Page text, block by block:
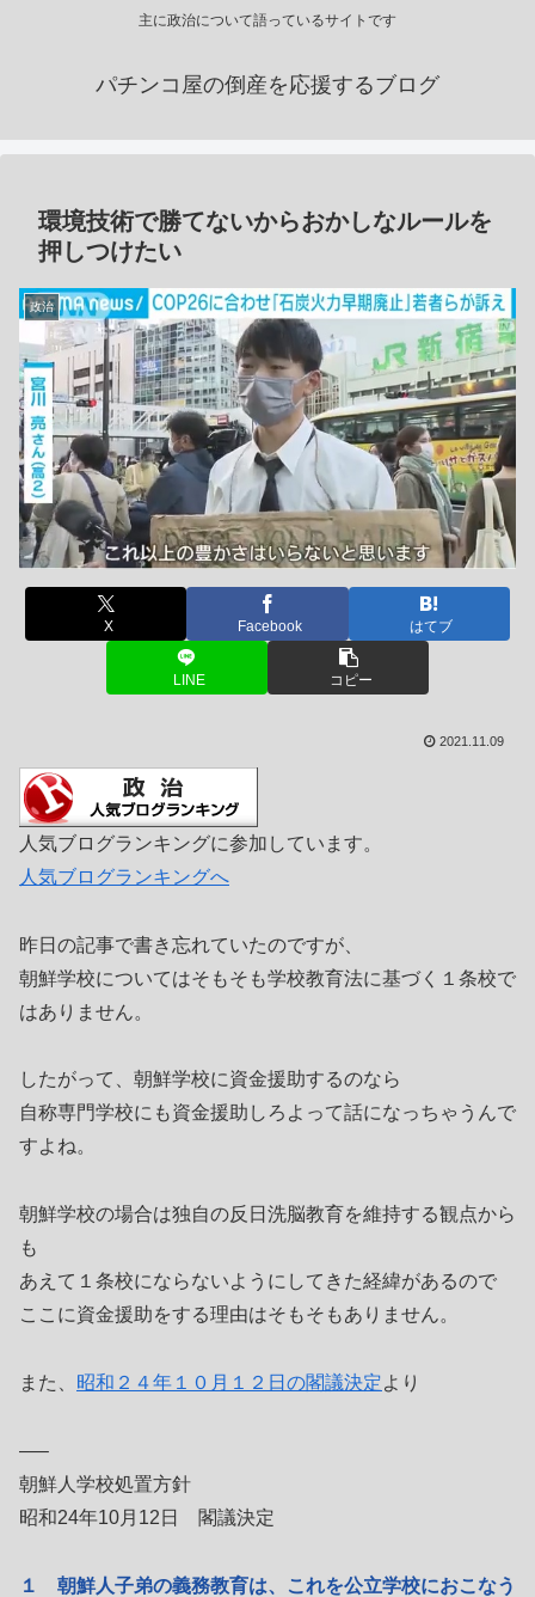
主に政治について語っているサイトです
パチンコ屋の倒産を応援するブログ
環境技術で勝てないからおかしなルールを
押しつけたい
政治
X Facebook はてブ
LINE コピー
2021.11.09
人気ブログランキングに参加しています。
人気ブログランキングへ
昨日の記事で書き忘れていたのですが、
朝鮮学校についてはそもそも学校教育法に基づく１条校で
はありません。
したがって、朝鮮学校に資金援助するのなら
自称専門学校にも資金援助しろよって話になっちゃうんで
すよね。
朝鮮学校の場合は独自の反日洗脳教育を維持する観点から
も
あえて１条校にならないようにしてきた経緯があるので
ここに資金援助をする理由はそもそもありません。
また、 昭和２４年１０月１２日の閣議決定より
—–
朝鮮人学校処置方針
昭和24年10月12日 閣議決定
１ 朝鮮人子弟の義務教育は、これを公立学校におこなう